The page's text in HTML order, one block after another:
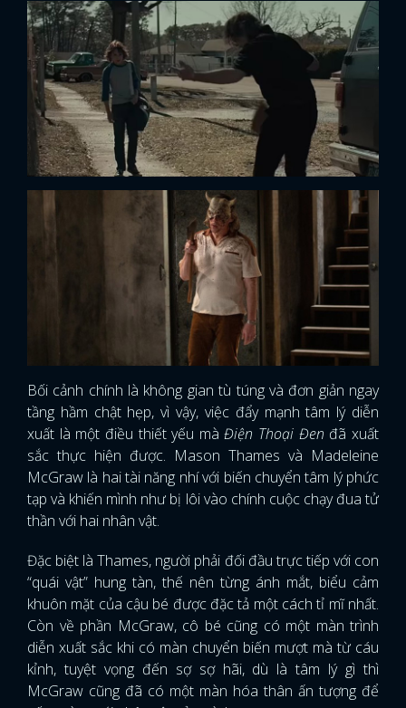
Bối cảnh chính là không gian tù túng và đơn giản ngay
tầng hầm chật hẹp, vì vậy, việc đẩy mạnh tâm lý diễn
xuất là một điều thiết yếu màĐiện Thoại Đen đã xuất
sắc thực hiện được. Mason Thames và Madeleine
McGraw là hai tài năng nhí với biến chuyển tâm lý phức
tạp và khiến mình như bị lôi vào chính cuộc chạy đua tử
thần với hai nhân vật.
Đặc biệt là Thames, người phải đối đầu trực tiếp với con
“quái vật” hung tàn, thế nên từng ánh mắt, biểu cảm
khuôn mặt của cậu bé được đặc tả một cách tỉ mĩ nhất.
Còn về phần McGraw, cô bé cũng có một màn trình
diễn xuất sắc khi có màn chuyển biến mượt mà từ cáu
kỉnh, tuyệt vọng đến sợ sợ hãi, dù là tâm lý gì thì
McGraw cũng đã có một màn hóa thân ấn tượng để